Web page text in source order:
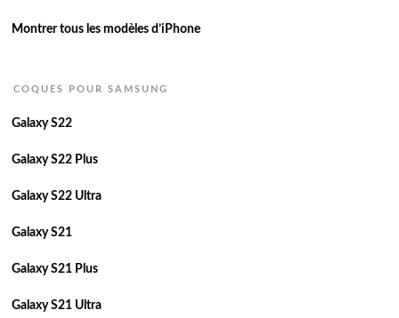
Montrer tous les modèles d’iPhone
COQUES POUR SAMSUNG
Galaxy S22
Galaxy S22 Plus
Galaxy S22 Ultra
Galaxy S21
Galaxy S21 Plus
Galaxy S21 Ultra